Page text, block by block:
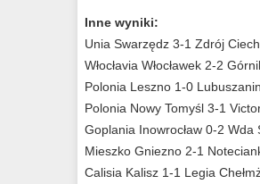
Inne wyniki:
Unia Swarzędz 3-1 Zdrój
Włocłavia Włocławek 2-2
Polonia Leszno 1-0
Polonia Nowy Tomyśl 3-1
Goplania Inowrocław 0-2 Wda
Mieszko Gniezno 2-1
Calisia Kalisz 1-1 Legia